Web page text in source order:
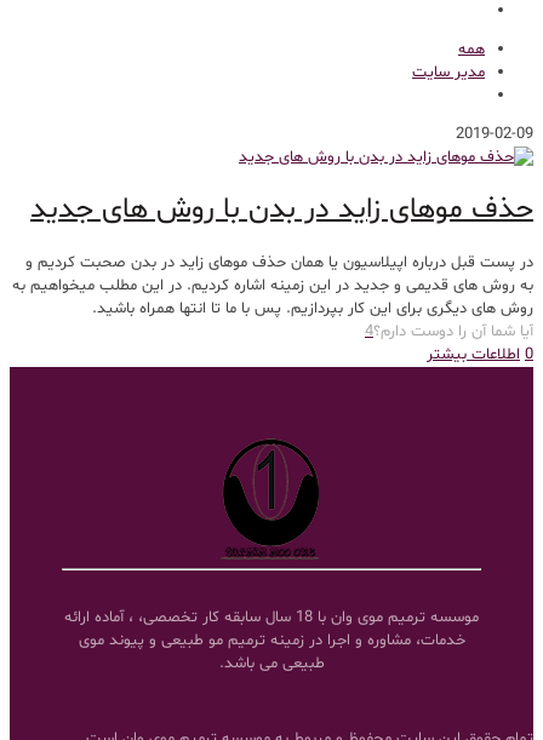
همه
مدیر سایت
2019-02-09
حذف موهای زاید در بدن با روش های جدید
در پست قبل درباره اپیلاسیون یا همان حذف موهای زاید در بدن صحبت کردیم و
به روش های قدیمی و جدید در این زمینه اشاره کردیم. در این مطلب میخواهیم به
روش های دیگری برای این کار بپردازیم. پس با ما تا انتها همراه باشید.
آیا شما آن را دوست دارم؟4
0 اطلاعات بیشتر
موسسه ترمیم موی وان با 18 سال سابقه کار تخصصی، ، آماده ارائه
خدمات، مشاوره و اجرا در زمینه ترمیم مو طبیعی و پیوند موی
طبیعی می باشد.